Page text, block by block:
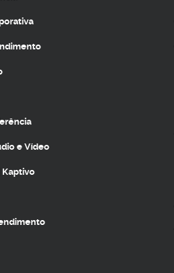
e Vídeo
Kaptivo